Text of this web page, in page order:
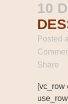
10
Posted
Share
[vc_row